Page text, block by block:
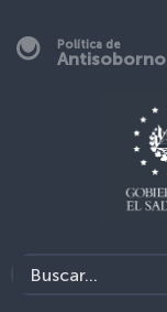
Política de
Antisoborno